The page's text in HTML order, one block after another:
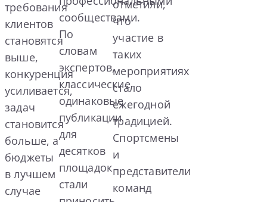
требования
клиентов
становятся
выше,
конкуренция
усиливается,
задач
становится
больше, а
бюджеты
в лучшем
случае
сообществами.
По
словам
экспертов,
классические
одинаковые
публикации
для
десятков
площадок
стали
отметили,
что
участие в
таких
мероприятиях
стало
ежегодной
традицией.
Спортсмены
и
представители
команд